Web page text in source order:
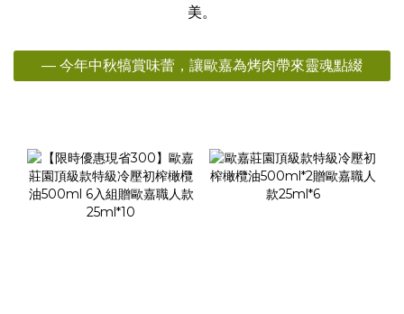
美。
— 今年中秋犒賞味蕾，讓歐嘉為烤肉帶來靈魂點綴